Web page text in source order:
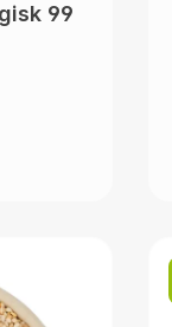
99
unavailable.)